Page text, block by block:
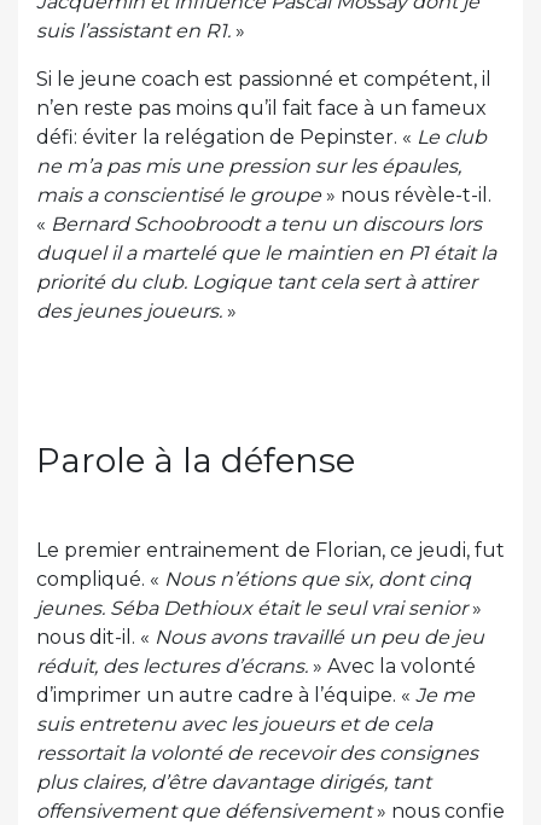
suis l’assistant en R1. »
Si le jeune coach est passionné et compétent, il
n’en reste pas moins qu’il fait face à un fameux
défi: éviter la relégation de Pepinster. « Le club
ne m’a pas mis une pression sur les épaules,
mais a conscientisé le groupe» nous révèle-t-il.
« Bernard Schoobroodt a tenu un discours lors
duquel il a martelé que le maintien en P1 était la
priorité du club. Logique tant cela sert à attirer
des jeunes joueurs. »
Parole à la défense
Le premier entrainement de Florian, ce jeudi, fut
compliqué. « Nous n’étions que six, dont cinq
jeunes. Séba Dethioux était le seul vrai senior»
nous dit-il. « Nous avons travaillé un peu de jeu
réduit, des lectures d’écrans. » Avec la volonté
d’imprimer un autre cadre à l’équipe. « Je me
suis entretenu avec les joueurs et de cela
ressortait la volonté de recevoir des consignes
plus claires, d’être davantage dirigés, tant
offensivement que défensivement» nous confie